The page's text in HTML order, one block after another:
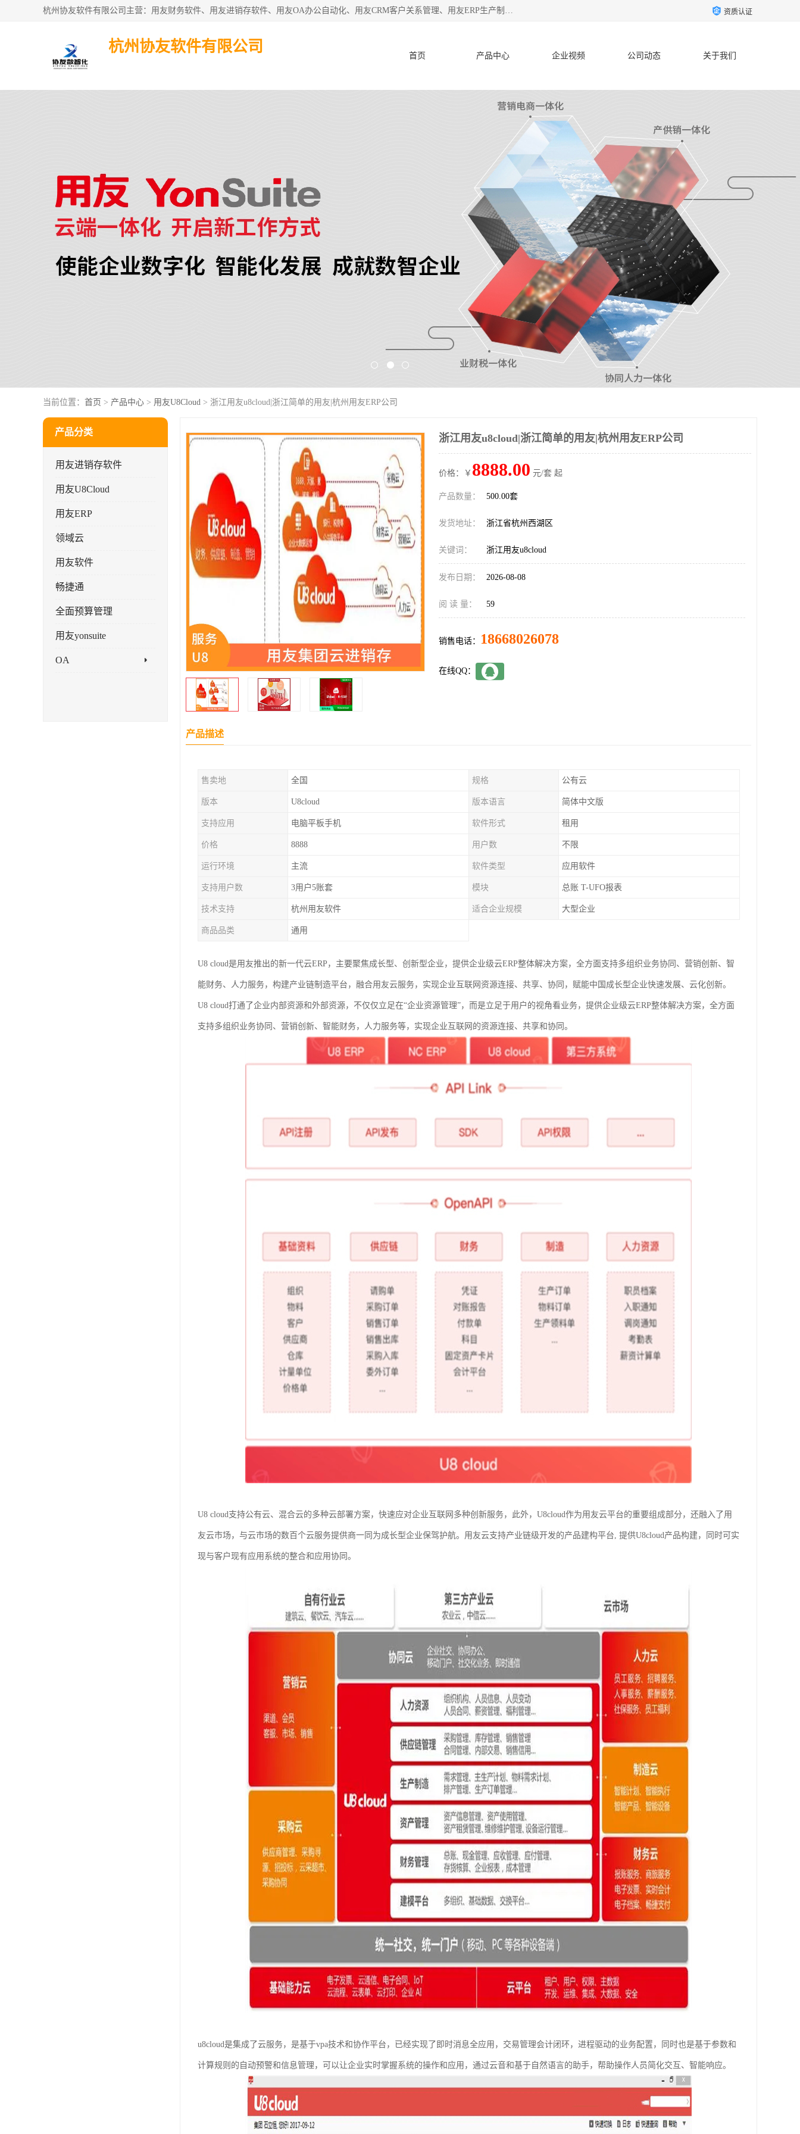
杭州协友软件有限公司主营：用友财务软件、用友进销存软件、用友OA办公自动化、用友CRM客户关系管理、用友ERP生产制造管理等;是一家用友管理软件咨询服务商。自创立至今，一直致力于为客户提供顾问式ERP管理解决方案务，为企业提供了财务管理、供应链和物流管理、生产制造管理、管理、知识与协同管理、客户关系管理等信息化建设领域的应用。 资质认证
杭州协友软件有限公司
首页 产品中心 企业视频 公司动态 关于我们
当前位置： 首页 > 产品中心 > 用友U8Cloud > 浙江用友u8cloud|浙江简单的用友|杭州用友ERP公司
产品分类
用友进销存软件
用友U8Cloud
用友ERP
领域云
用友软件
畅捷通
全面预算管理
用友yonsuite
OA
浙江用友u8cloud|浙江简单的用友|杭州用友ERP公司
价格：￥ 8888.00 元/套 起
产品数量： 500.00套
发货地址： 浙江省杭州西湖区
关键词： 浙江用友u8cloud
发布日期： 2026-08-08
阅 读 量： 59
销售电话： 18668026078
在线QQ：
产品描述
售卖地 全国 规格 公有云
版本 U8cloud 版本语言 简体中文版
支持应用 电脑平板手机 软件形式 租用
价格 8888 用户数 不限
运行环境 主流 软件类型 应用软件
支持用户数 3用户5账套 模块 总账 T-UFO报表
技术支持 杭州用友软件 适合企业规模 大型企业
商品品类 通用
U8 cloud是用友推出的新一代云ERP，主要聚焦成长型、创新型企业，提供企业级云ERP整体解决方案，全方面支持多组织业务协同、营销创新、智
能财务、人力服务，构建产业链制造平台，融合用友云服务，实现企业互联网资源连接、共享、协同，赋能中国成长型企业快速发展、云化创新。
U8 cloud打通了企业内部资源和外部资源，不仅仅立足在“企业资源管理”，而是立足于用户的视角看业务，提供企业级云ERP整体解决方案，全方面
支持多组织业务协同、营销创新、智能财务，人力服务等，实现企业互联网的资源连接、共享和协同。
U8 cloud支持公有云、混合云的多种云部署方案，快速应对企业互联网多种创新服务，此外，U8cloud作为用友云平台的重要组成部分，还融入了用
友云市场，与云市场的数百个云服务提供商一同为成长型企业保驾护航。用友云支持产业链级开发的产品建构平台, 提供U8cloud产品构建，同时可实
现与客户现有应用系统的整合和应用协同。
u8cloud是集成了云服务，是基于vpa技术和协作平台，已经实现了即时消息全应用，交易管理会计闭环，进程驱动的业务配置，同时也是基于参数和
计算规则的自动预警和信息管理，可以让企业实时掌握系统的操作和应用，通过云音和基于自然语言的助手，帮助操作人员简化交互、智能响应。